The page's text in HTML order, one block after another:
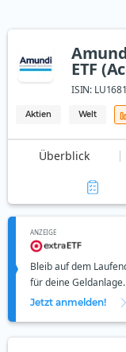
ETF
ISIN:
Aktien Welt
Überblick
ANZEIGE
Bleib auf dem
für deine Geldanlage.
Jetzt anmelden!